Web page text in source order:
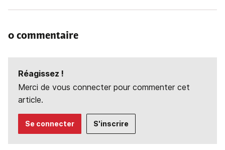
0 commentaire
Réagissez !
Merci de vous connecter pour commenter cet
article.
Se connecter S'inscrire